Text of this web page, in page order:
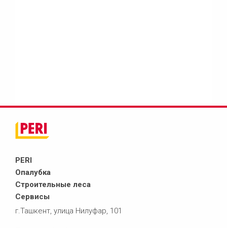
PERI
Опалубка
Строительные леса
Сервисы
г.Ташкент, улица Нилуфар, 101